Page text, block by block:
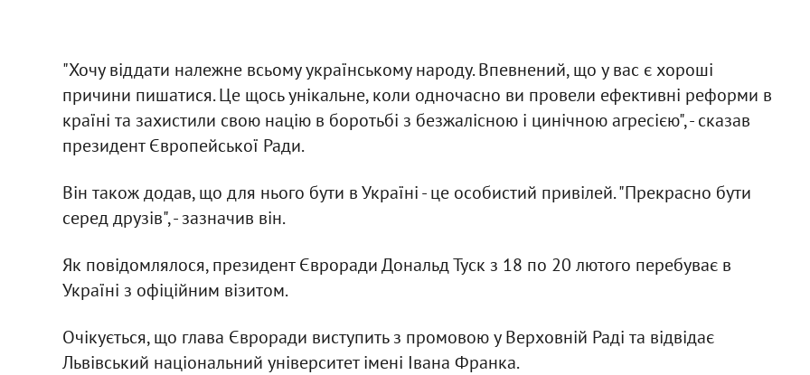
"Хочу віддати належне всьому українському народу. Впевнений, що у вас є хороші
причини пишатися. Це щось унікальне, коли одночасно ви провели ефективні реформи в
країні та захистили свою націю в боротьбі з безжалісною і цинічною агресією", - сказав
президент Європейської Ради.
Він також додав, що для нього бути в Україні - це особистий привілей. "Прекрасно бути
серед друзів", - зазначив він.
Як повідомлялося, президент Євроради Дональд Туск з 18 по 20 лютого перебуває в
Україні з офіційним візитом.
Очікується, що глава Євроради виступить з промовою у Верховній Раді та відвідає
Львівський національний університет імені Івана Франка.